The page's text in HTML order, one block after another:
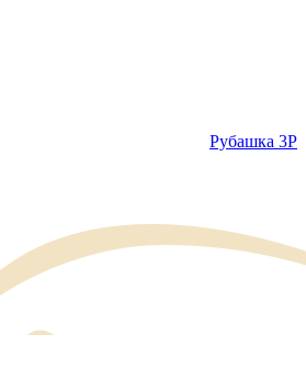
Рубашка 3Р